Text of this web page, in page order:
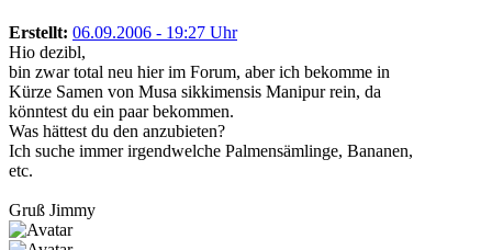
Erstellt: 06.09.2006 - 19:27 Uhr
Hio dezibl,
bin zwar total neu hier im Forum, aber ich bekomme in
Kürze Samen von Musa sikkimensis Manipur rein, da
könntest du ein paar bekommen.
Was hättest du den anzubieten?
Ich suche immer irgendwelche Palmensämlinge, Bananen,
etc.
Gruß Jimmy